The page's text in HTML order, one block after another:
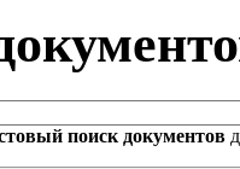
поиск документов